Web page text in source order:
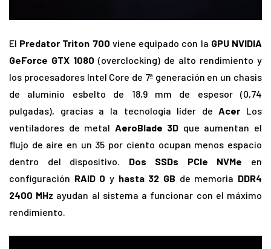
El Predator Triton 700 viene equipado con la GPU NVIDIA
GeForce GTX 1080 (overclocking) de alto rendimiento y
los procesadores Intel Core de 7ª generación en un chasis
de aluminio esbelto de 18,9 mm de espesor (0,74
pulgadas), gracias a la tecnología líder deAcer Los
ventiladores de metal AeroBlade 3D que aumentan el
flujo de aire en un 35 por ciento ocupan menos espacio
dentro del dispositivo. Dos SSDs PCIe NVMe en
configuración RAID 0 y hasta 32 GB de memoria DDR4
2400 MHz ayudan al sistema a funcionar con el máximo
rendimiento.